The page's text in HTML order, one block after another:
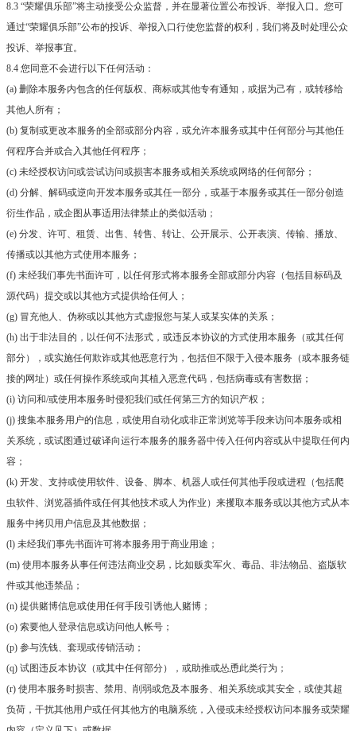
8.3 “荣耀俱乐部”将主动接受公众监督，并在显著位置公布投诉、举报入口。您可
通过“荣耀俱乐部”公布的投诉、举报入口行使您监督的权利，我们将及时处理公众
投诉、举报事宜。
8.4 您同意不会进行以下任何活动：
(a) 删除本服务内包含的任何版权、商标或其他专有通知，或据为己有，或转移给
其他人所有；
(b) 复制或更改本服务的全部或部分内容，或允许本服务或其中任何部分与其他任
何程序合并或合入其他任何程序；
(c) 未经授权访问或尝试访问或损害本服务或相关系统或网络的任何部分；
(d) 分解、解码或逆向开发本服务或其任一部分，或基于本服务或其任一部分创造
衍生作品，或企图从事适用法律禁止的类似活动；
(e) 分发、许可、租赁、出售、转售、转让、公开展示、公开表演、传输、播放、
传播或以其他方式使用本服务；
(f) 未经我们事先书面许可，以任何形式将本服务全部或部分内容（包括目标码及
源代码）提交或以其他方式提供给任何人；
(g) 冒充他人、伪称或以其他方式虚报您与某人或某实体的关系；
(h) 出于非法目的，以任何不法形式，或违反本协议的方式使用本服务（或其任何
部分），或实施任何欺诈或其他恶意行为，包括但不限于入侵本服务（或本服务链
接的网址）或任何操作系统或向其植入恶意代码，包括病毒或有害数据；
(i) 访问和/或使用本服务时侵犯我们或任何第三方的知识产权；
(j) 搜集本服务用户的信息，或使用自动化或非正常浏览等手段来访问本服务或相
关系统，或试图通过破译向运行本服务的服务器中传入任何内容或从中提取任何内
容；
(k) 开发、支持或使用软件、设备、脚本、机器人或任何其他手段或进程（包括爬
虫软件、浏览器插件或任何其他技术或人为作业）来攫取本服务或以其他方式从本
服务中拷贝用户信息及其他数据；
(l) 未经我们事先书面许可将本服务用于商业用途；
(m) 使用本服务从事任何违法商业交易，比如贩卖军火、毒品、非法物品、盗版软
件或其他违禁品；
(n) 提供赌博信息或使用任何手段引诱他人赌博；
(o) 索要他人登录信息或访问他人帐号；
(p) 参与洗钱、套现或传销活动；
(q) 试图违反本协议（或其中任何部分），或助推或怂恿此类行为；
(r) 使用本服务时损害、禁用、削弱或危及本服务、相关系统或其安全，或使其超
负荷，干扰其他用户或任何其他方的电脑系统，入侵或未经授权访问本服务或荣耀